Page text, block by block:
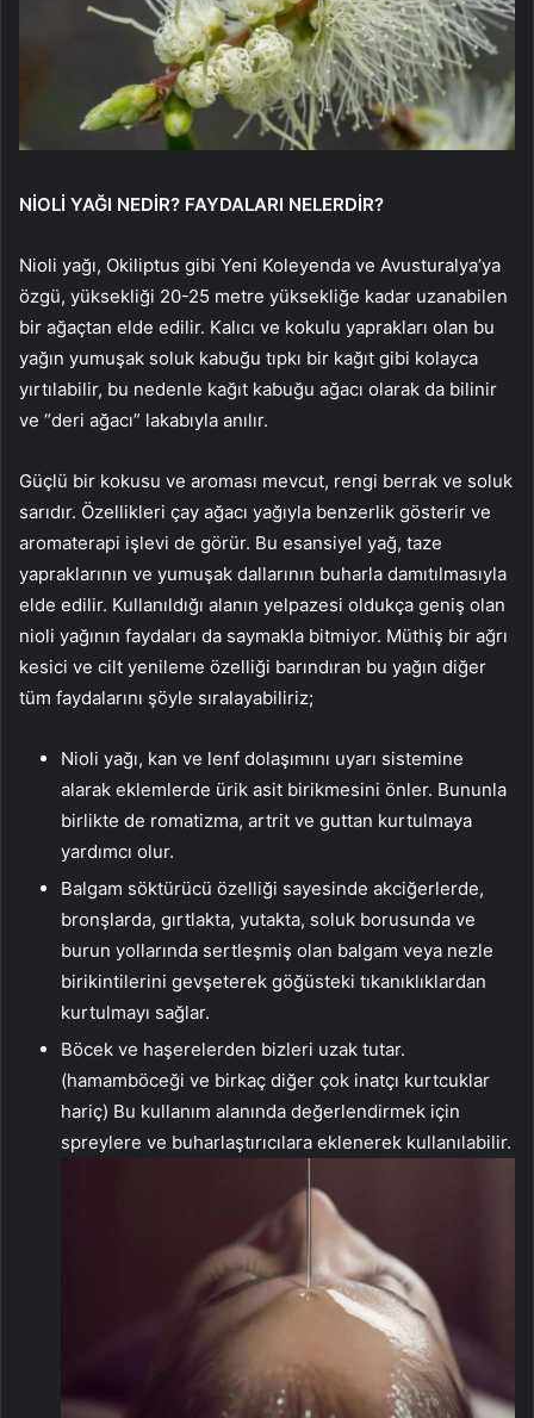
NİOLİ YAĞI NEDİR? FAYDALARI NELERDİR?
Nioli yağı, Okiliptus gibi Yeni Koleyenda ve Avusturalya’ya
özgü, yüksekliği 20-25 metre yüksekliğe kadar uzanabilen
bir ağaçtan elde edilir. Kalıcı ve kokulu yaprakları olan bu
yağın yumuşak soluk kabuğu tıpkı bir kağıt gibi kolayca
yırtılabilir, bu nedenle kağıt kabuğu ağacı olarak da bilinir
ve “deri ağacı” lakabıyla anılır.
Güçlü bir kokusu ve aroması mevcut, rengi berrak ve soluk
sarıdır. Özellikleri çay ağacı yağıyla benzerlik gösterir ve
aromaterapi işlevi de görür. Bu esansiyel yağ, taze
yapraklarının ve yumuşak dallarının buharla damıtılmasıyla
elde edilir. Kullanıldığı alanın yelpazesi oldukça geniş olan
nioli yağının faydaları da saymakla bitmiyor. Müthiş bir ağrı
kesici ve cilt yenileme özelliği barındıran bu yağın diğer
tüm faydalarını şöyle sıralayabiliriz;
Nioli yağı, kan ve lenf dolaşımını uyarı sistemine
alarak eklemlerde ürik asit birikmesini önler. Bununla
birlikte de romatizma, artrit ve guttan kurtulmaya
yardımcı olur.
Balgam söktürücü özelliği sayesinde akciğerlerde,
bronşlarda, gırtlakta, yutakta, soluk borusunda ve
burun yollarında sertleşmiş olan balgam veya nezle
birikintilerini gevşeterek göğüsteki tıkanıklıklardan
kurtulmayı sağlar.
Böcek ve haşerelerden bizleri uzak tutar.
(hamamböceği ve birkaç diğer çok inatçı kurtcuklar
hariç) Bu kullanım alanında değerlendirmek için
spreylere ve buharlaştırıcılara eklenerek kullanılabilir.